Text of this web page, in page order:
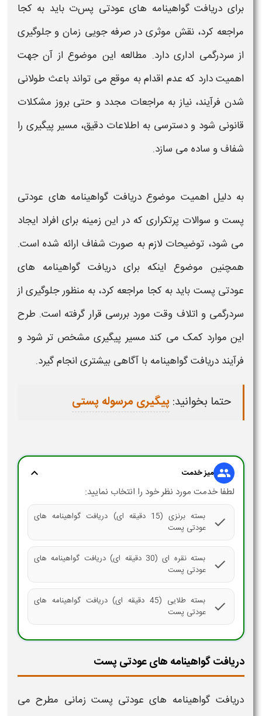
برای دریافت گواهینامه های عودتی پست باید به کجا
مراجعه کرد، نقش موثری در صرفه جویی زمان و جلوگیری
از سردرگمی اداری دارد. مطالعه این موضوع از آن جهت
اهمیت دارد که عدم اقدام به موقع می تواند باعث طولانی
شدن فرآیند، نیاز به مراجعات مجدد و حتی بروز مشکلات
قانونی شود و دسترسی به اطلاعات دقیق، مسیر پیگیری را
شفاف و ساده می سازد.
به دلیل اهمیت موضوع دریافت گواهینامه های عودتی
پست و سوالات پرتکراری که در این زمینه برای افراد ایجاد
می شود، توضیحات لازم به صورت شفاف ارائه شده است.
همچنین موضوع اینکه برای دریافت گواهینامه های
عودتی پست باید به کجا مراجعه کرد، به منظور جلوگیری از
سردرگمی و اتلاف وقت مورد بررسی قرار گرفته است. طرح
این موارد کمک می کند مسیر پیگیری مشخص تر شود و
فرآیند دریافت گواهینامه با آگاهی بیشتری انجام گیرد.
حتما بخوانید:پیگیری مرسوله پستی
group میز خدمت expand_more
لطفا خدمت مورد نظر خود را انتخاب نمایید:
check
بسته برنزی (15 دقیقه ای) دریافت گواهینامه های
عودتی پست
check
بسته نقره ای (30 دقیقه ای) دریافت گواهینامه های
عودتی پست
check
بسته طلایی (45 دقیقه ای) دریافت گواهینامه های
عودتی پست
دریافت گواهینامه های عودتی پست
دریافت گواهینامه های عودتی پست زمانی مطرح می